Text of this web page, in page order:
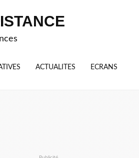
ACTUALITES ECRANS